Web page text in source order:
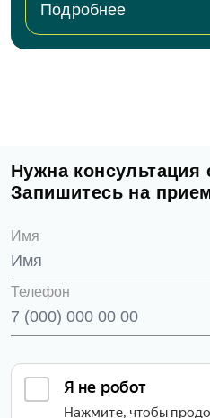
Подробнее
Нужна консультация
Запишитесь на
Имя
Телефон